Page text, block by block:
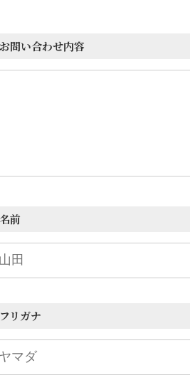
お問い合わせ内容
名前
フリガナ